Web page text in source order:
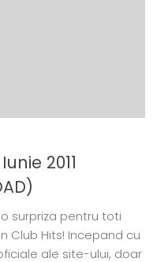
2011
o surpriza pentru toti
Club Hits! Incepand cu
ale site-ului, doar